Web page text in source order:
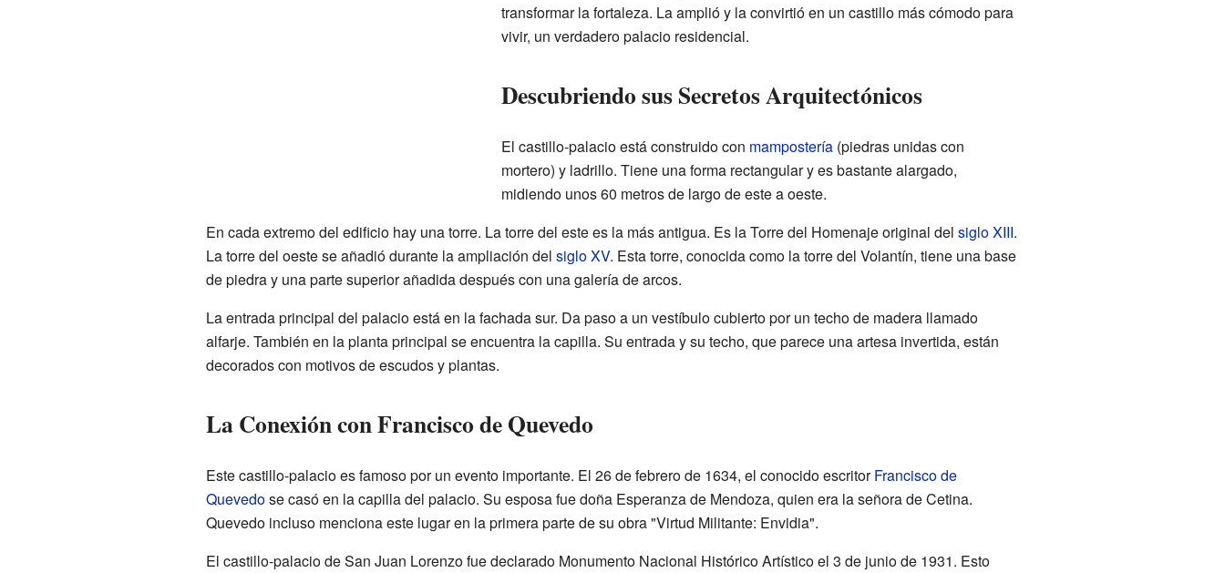
transformar la fortaleza. La amplió y la convirtió en un castillo más cómodo para
vivir, un verdadero palacio residencial.
Descubriendo sus Secretos Arquitectónicos
El castillo-palacio está construido con mampostería(piedras unidas con
mortero) y ladrillo. Tiene una forma rectangular y es bastante alargado,
midiendo unos 60 metros de largo de este a oeste.
En cada extremo del edificio hay una torre. La torre del este es la más antigua. Es la Torre del Homenaje original del siglo XIII.
La torre del oeste se añadió durante la ampliación del siglo XV. Esta torre, conocida como la torre del Volantín, tiene una base
de piedra y una parte superior añadida después con una galería de arcos.
La entrada principal del palacio está en la fachada sur. Da paso a un vestíbulo cubierto por un techo de madera llamado
alfarje. También en la planta principal se encuentra la capilla. Su entrada y su techo, que parece una artesa invertida, están
decorados con motivos de escudos y plantas.
La Conexión con Francisco de Quevedo
Este castillo-palacio es famoso por un evento importante. El 26 de febrero de 1634, el conocido escritorFrancisco de
Quevedose casó en la capilla del palacio. Su esposa fue doña Esperanza de Mendoza, quien era la señora de Cetina.
Quevedo incluso menciona este lugar en la primera parte de su obra "Virtud Militante: Envidia".
El castillo-palacio de San Juan Lorenzo fue declarado Monumento Nacional Histórico Artístico el 3 de junio de 1931. Esto